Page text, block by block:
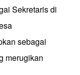
Sekretaris di
sebagai
merugikan